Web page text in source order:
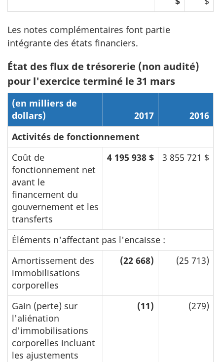
Les notes complémentaires font partie
intégrante des états financiers.
État des flux de trésorerie (non audité)
pour l'exercice terminé le 31 mars
(en milliers de
dollars)
2017
2016
Activités de fonctionnement
Coût de
fonctionnement net
avant le
financement du
gouvernement et les
transferts
4 195 938 $ 3 855 721 $
Éléments n'affectant pas l'encaisse :
Amortissement des
immobilisations
corporelles
(22 668) (25 713)
Gain (perte) sur
l'aliénation
d'immobilisations
corporelles incluant
les ajustements
(11) (279)